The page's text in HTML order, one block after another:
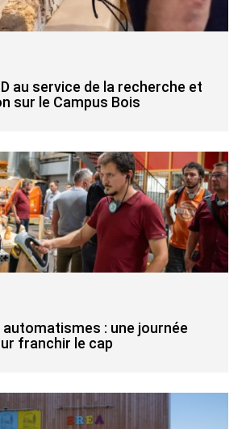
au service de la recherche et
sur le Campus Bois
: une journée
franchir le cap